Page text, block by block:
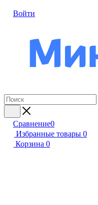
Войти
Сравнение0
Избранные товары 0
Корзина 0